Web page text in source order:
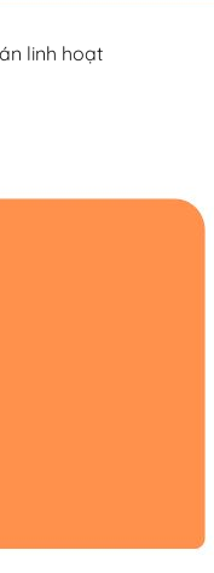
linh hoạt